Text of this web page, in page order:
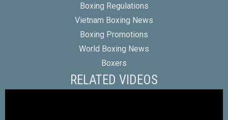
Boxing Regulations
Vietnam Boxing News
Boxing Promotions
World Boxing News
Boxers
RELATED VIDEOS